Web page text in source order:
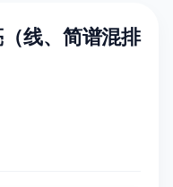
线、简谱混排